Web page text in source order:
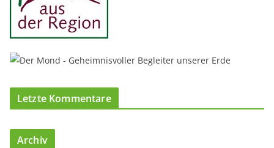
Letzte Kommentare
Archiv